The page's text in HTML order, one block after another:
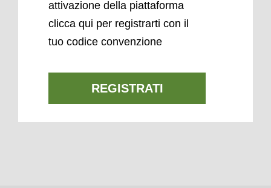
attivazione della piattaforma
clicca qui per registrarti con il
tuo codice convenzione
REGISTRATI